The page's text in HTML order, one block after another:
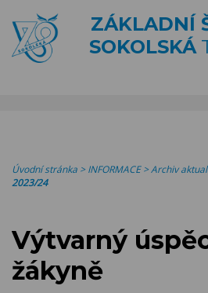
ZÁKLADNÍ
SOKOLSKÁ
Úvodní stránka >INFORMACE>Archiv
2023/24
Výtvarný
žákyně